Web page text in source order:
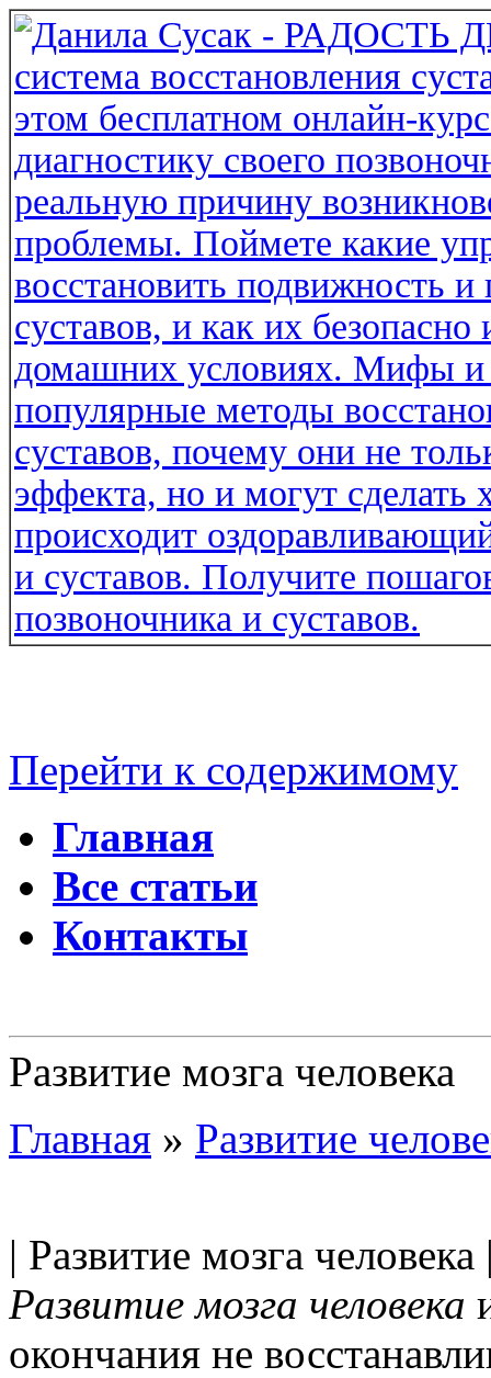
Перейти к содержимому
Главная
Все статьи
Контакты
Развитие мозга человека
Главная » Развитие
| Развитие мозга человека
Развитие мозга человека
окончания не